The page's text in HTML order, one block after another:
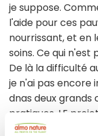
je suppose.
l'aide pour ces
nourrissant, et en
soins. Ce qui n'est
De là la difficulté
je n'ai pas encore
dnas deux grands
pratiques. LE
d'accélérer le